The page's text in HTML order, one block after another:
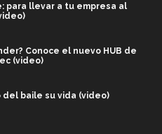
para llevar a tu empresa al
Conoce el nuevo HUB de
(video)
del baile su vida (video)